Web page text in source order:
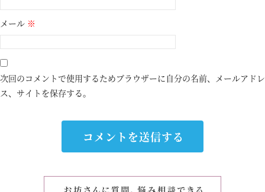
メール ※
次回のコメントで使用するためブラウザーに自分の名前、メールアドレ
ス、サイトを保存する。